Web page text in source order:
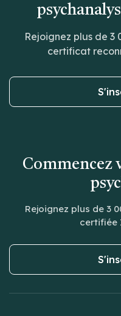
Rejoignez plus de
certificat
Commencez
Rejoignez plus de 3
certifiée